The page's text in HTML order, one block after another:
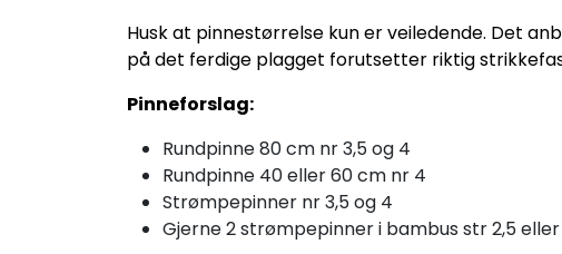
Husk at pinnestørrelse kun er veiledende. Det
på det ferdige plagget forutsetter riktig
Pinneforslag:
Rundpinne 80 cm nr 3,5 og 4
Rundpinne 40 eller 60 cm nr 4
Strømpepinner nr 3,5 og 4
Gjerne 2 strømpepinner i bambus str 2,5